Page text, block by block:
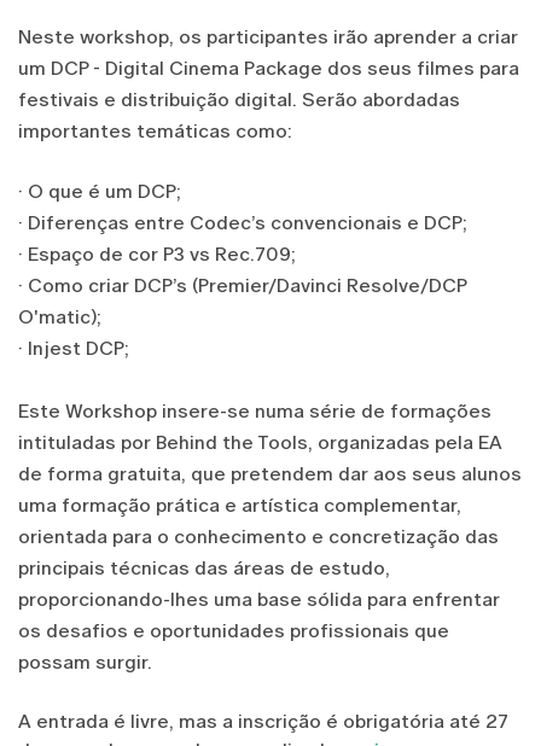
Neste workshop, os participantes irão aprender a criar
um DCP - Digital Cinema Package dos seus filmes para
festivais e distribuição digital. Serão abordadas
importantes temáticas como:
· O que é um DCP;
· Diferenças entre Codec’s convencionais e DCP;
· Espaço de cor P3 vs Rec.709;
· Como criar DCP’s (Premier/Davinci Resolve/DCP
O'matic);
· Injest DCP;
Este Workshop insere-se numa série de formações
intituladas por Behind the Tools, organizadas pela EA
de forma gratuita, que pretendem dar aos seus alunos
uma formação prática e artística complementar,
orientada para o conhecimento e concretização das
principais técnicas das áreas de estudo,
proporcionando-lhes uma base sólida para enfrentar
os desafios e oportunidades profissionais que
possam surgir.
A entrada é livre, mas a inscrição é obrigatória até 27